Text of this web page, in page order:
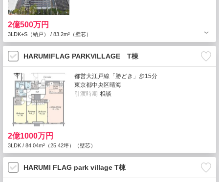
2億500万円
3LDK+S（納戸） / 83.2m²（壁芯）
HARUMIFLAG PARKVILLAGE T棟
都営大江戸線「勝どき」歩15分
東京都中央区晴海
引渡時期 相談
2億1000万円
3LDK / 84.04m²（25.42坪）（壁芯）
HARUMI FLAG park village T棟